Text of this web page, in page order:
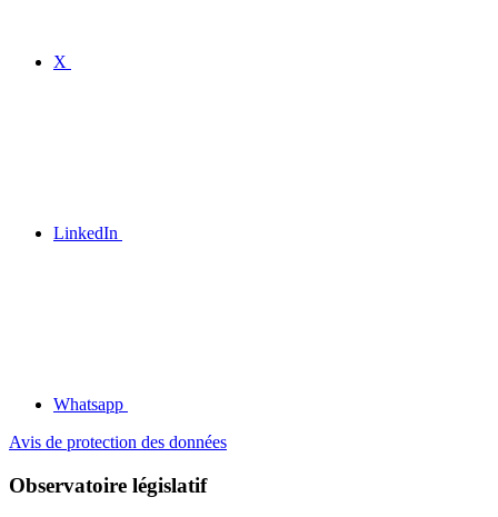
X
LinkedIn
Whatsapp
Avis de protection des données
Observatoire législatif